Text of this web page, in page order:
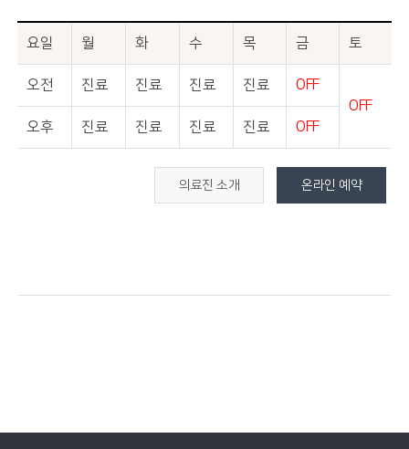
요일 월 화 수 목 금 토
오전 진료 진료 진료 진료
OFF
OFF
오후
진료 진료 진료 진료 OFF
의료진 소개 온라인 예약